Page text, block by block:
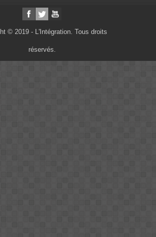
© 2019 - L'Intégration. Tous droits
réservés.